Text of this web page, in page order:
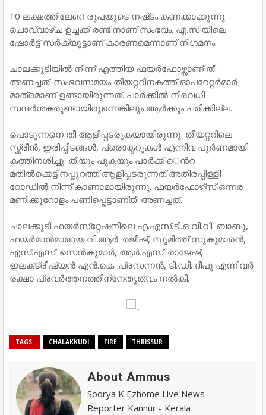
10 ലക്ഷത്തിലേറെ രൂപയുടെ നഷ്​ടം കണക്കാക്കുന്നു.
ചൊവ്വാഴ്ച ഉച്ചക്ക്​ രണ്ടിനാണ്​ സംഭവം. എ.സിയിലെ
ഷോര്‍ട്ട് സര്‍ക്യൂട്ടാണ് കാരണമെന്നാണ്​ നിഗമനം.
ചാലക്കുടിയില്‍ നിന്ന് എത്തിയ ഫയര്‍ഫോഴ്സാണ് തീ
അണച്ചത്. സംഭവസമയം തിയറ്ററിനകത്ത്​ ഓപറേറ്റര്‍മാര്‍
മാത്രമാണ് ഉണ്ടായിരുന്നത്. പാര്‍ക്കില്‍ നിരവധി
സന്ദര്‍ശകരുണ്ടായിരു​ന്നെങ്കിലും ആര്‍ക്കും പരിക്കില്ല.
പൊടുന്നനെ തീ ആളിപ്പടരുകയായിരുന്നു. തീയറ്ററിലെ
സ്ക്രീന്‍, ഇരിപ്പിടങ്ങള്‍, ​പ്രൊക്ടറുകള്‍ എന്നിവ പൂര്‍ണമായി
കത്തിനശിച്ചു. തീയും പുകയും പാര്‍ക്കി​​െന്‍റ
മതില്‍ക്കെട്ടിനപ്പുറത്ത് ആളിപ്പടരുന്നത് അതിരപ്പിള്ളി
റോഡില്‍ നിന്ന് കാണാമായിരുന്നു. ഫയര്‍ഫോഴ്​സ്​ ഒന്നര
മണിക്കൂറോളം പണിപ്പെട്ടാണ്​തീ അണച്ചത്.
ചാലക്കുടി ഫയര്‍സ്​റ്റേഷനിലെ എ.എസ്.ടി.ഒ വി.വി. ബാബു,
ഫയര്‍മാന്‍മാരായ വി.ആര്‍. രജീഷ്, സുമിത്ത് സുകുമാരന്‍,
എസ്.എസ്. സെന്‍കുമാര്‍, ആര്‍.എസ്. രാജേഷ്,
ഇലക്‌ട്രീഷ്യന്‍ എന്‍.കെ. പ്രസന്നന്‍, ടി.ഡി. ദീപു എന്നിവര്‍
രക്ഷാ പ്രവര്‍ത്തനത്തിന്​നേതൃത്വം നല്‍കി.
TAGS: CHALAKKUDI FIRE THRISSUR
About Ammus
Soorya K Ezhome Live News
Reporter Kannur - Kerala